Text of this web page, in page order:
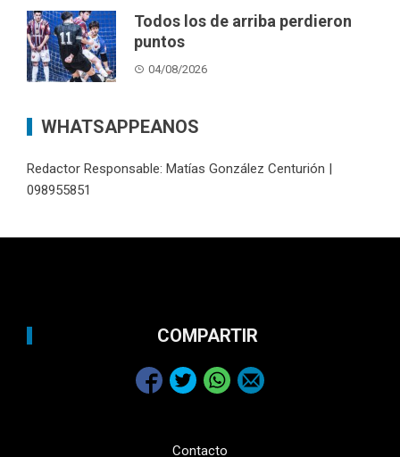
Todos los de arriba perdieron
puntos
04/08/2026
WHATSAPPEANOS
Redactor Responsable: Matías González Centurión |
098955851
COMPARTIR
Contacto